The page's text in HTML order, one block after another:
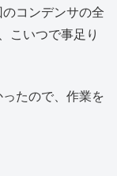
コンデンサの全
こいつで事足り
たので、作業を